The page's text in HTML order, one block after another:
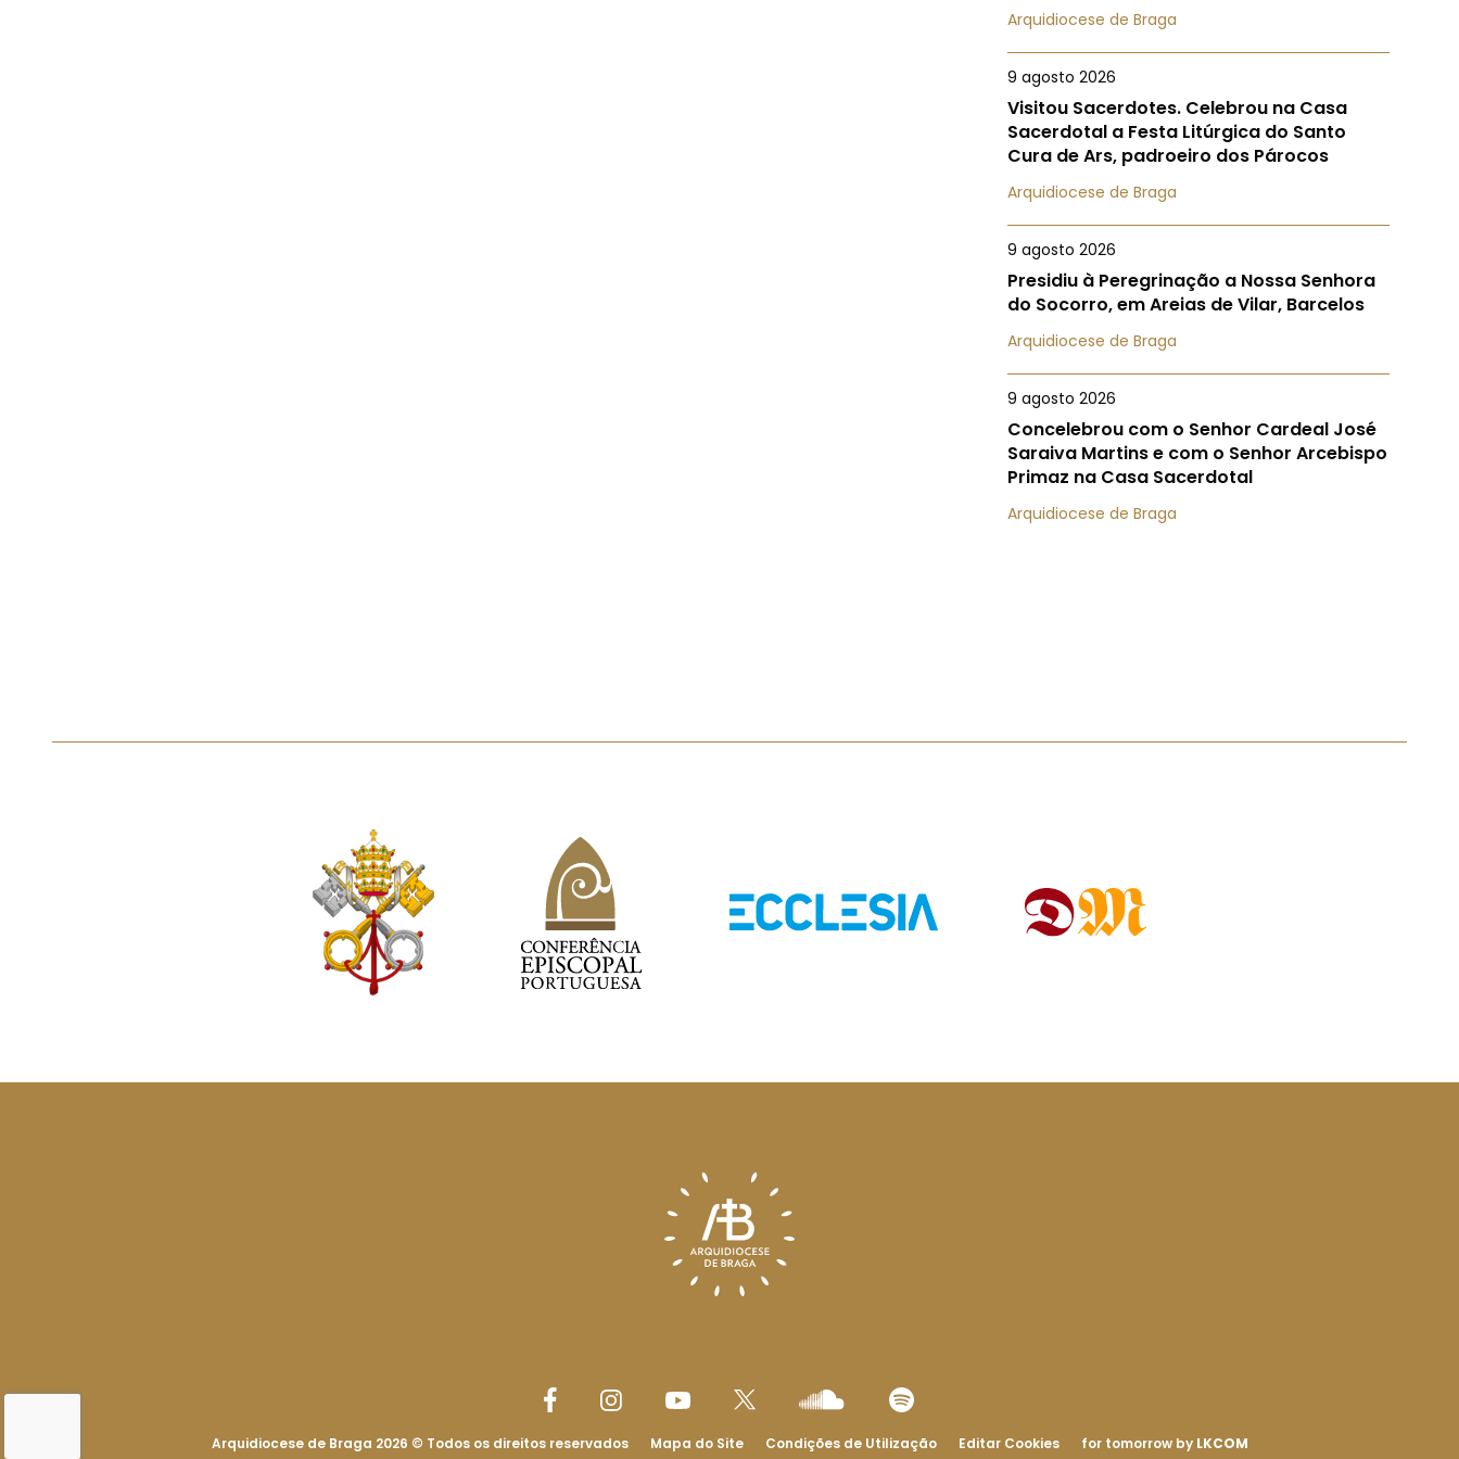
Arquidiocese de Braga
9 agosto 2026
Visitou Sacerdotes. Celebrou na Casa
Sacerdotal a Festa Litúrgica do Santo
Cura de Ars, padroeiro dos Párocos
Arquidiocese de Braga
9 agosto 2026
Presidiu à Peregrinação a Nossa Senhora
do Socorro, em Areias de Vilar, Barcelos
Arquidiocese de Braga
9 agosto 2026
Concelebrou com o Senhor Cardeal José
Saraiva Martins e com o Senhor Arcebispo
Primaz na Casa Sacerdotal
Arquidiocese de Braga
Arquidiocese de Braga 2026 © Todos os direitos reservados Mapa do Site Condições de Utilização Editar Cookies for tomorrow by LKCOM